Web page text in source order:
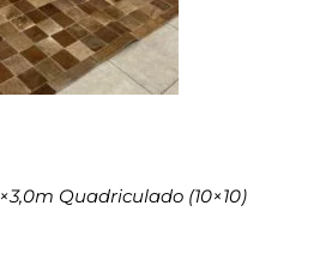
Quadriculado (10×10)